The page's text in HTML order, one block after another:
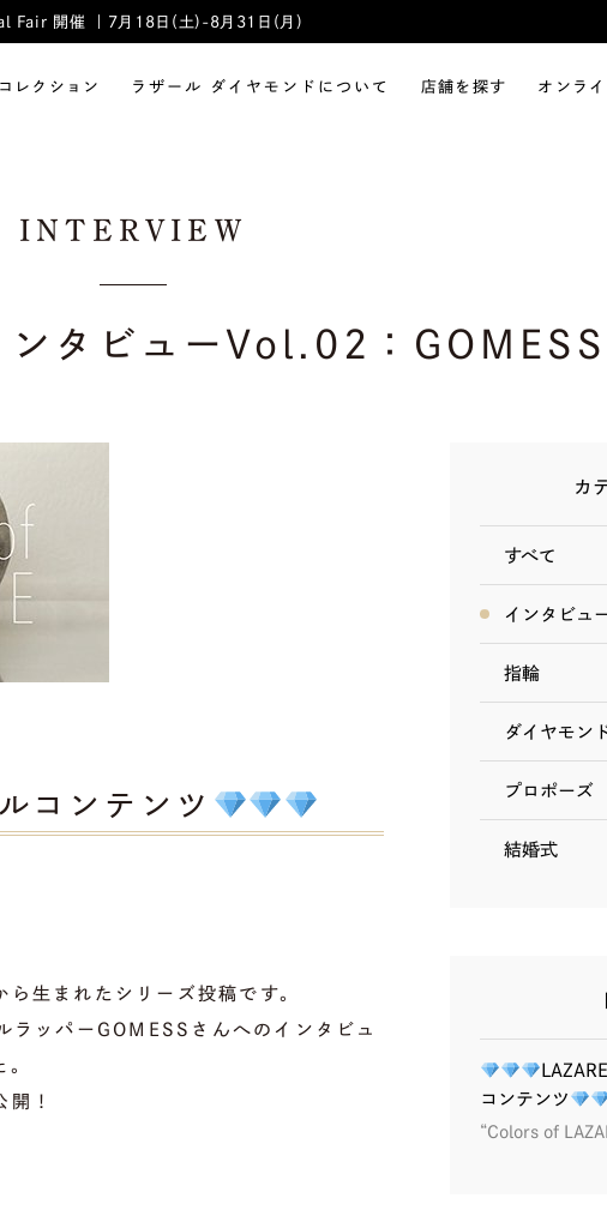
Fair 開催 ｜7月18日(土)-8月31日(月)
レクション ラザール ダイヤモンドについて 店舗を探す オンラ
INTERVIEW
タビューVol.02：GOMESS
コンテンツ
生まれたシリーズ投稿です。
ッパーGOMESSさんへのインタビュ
！
カ
すべて
インタビュ
指輪
ダイヤモン
プロポーズ
結婚式
コンテンツ
“Colors of